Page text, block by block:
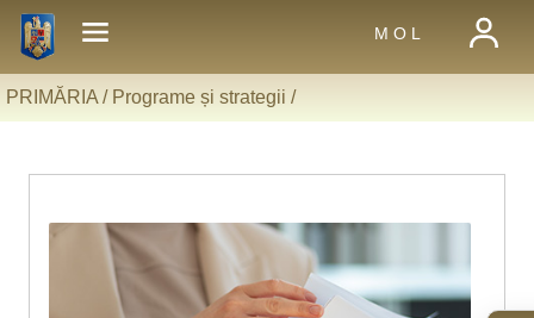
M O L
PRIMĂRIA / Programe și strategii /